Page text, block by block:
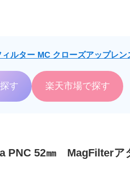
ルター MC クローズアップレン
す 楽天市場で探す
PNC 52㎜ MagFilterア